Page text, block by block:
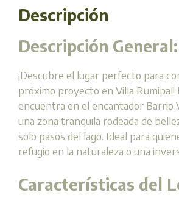
Descripción
Descripción General:
¡Descubre el lugar perfecto para
próximo proyecto en Villa Rumipal!
encuentra en el encantador Barrio
una zona tranquila rodeada de
solo pasos del lago. Ideal para
refugio en la naturaleza o una
Características del